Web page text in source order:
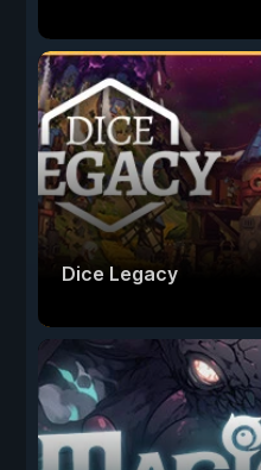
Dice Legacy